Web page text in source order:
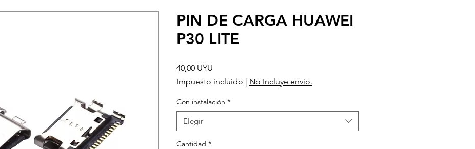
PIN DE CARGA HUAWEI
P30 LITE
40,00 UYU
Impuesto incluido | No Incluye envío.
Con instalación *
Elegir
Cantidad *